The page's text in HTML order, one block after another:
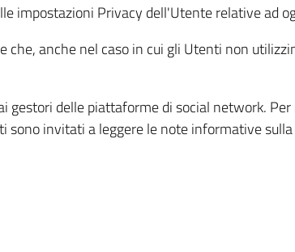
impostazioni Privacy dell'Utente relative ad
anche nel caso in cui gli Utenti non
gestori delle piattaforme di social network.
invitati a leggere le note informative